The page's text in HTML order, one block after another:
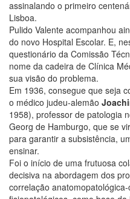
assinalando o primeiro
Lisboa.
Pulido Valente acompanhou
do novo Hospital Escolar. E,
questionário da Comissão
nome da cadeira de Clínica
sua visão do problema.
Em 1936, consegue que seja
o médico judeu-alemão
1958), professor de patologia
Georg de Hamburgo, que se
para garantir a subsistência,
ensinar.
Foi o início de uma frutuosa
decisiva na abordagem dos
correlação